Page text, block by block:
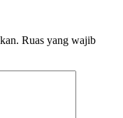
Ruas yang wajib